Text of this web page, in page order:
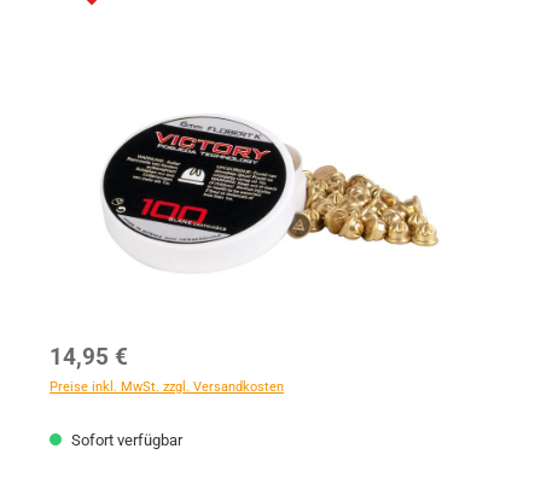
Regulärer Preis:
14,95 €
Preise inkl. MwSt. zzgl. Versandkosten
Sofort verfügbar